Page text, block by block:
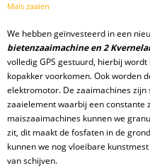
Transportbedrijf
Cultuurtechniek/Grondwerk
Geschiedenis
Te koop
Mestverwerking
Video’s
Mais zaaien
We hebben geïnvesteerd in een
bietenzaaimachine en 2
volledig GPS gestuurd, hierbij
kopakker voorkomen. Ook worden
elektromotor. De zaaimachines
zaaielement waarbij een constante
maiszaaimachines kunnen we
zit, dit maakt de fosfaten in de
kunnen we nog vloeibare
van schijven.